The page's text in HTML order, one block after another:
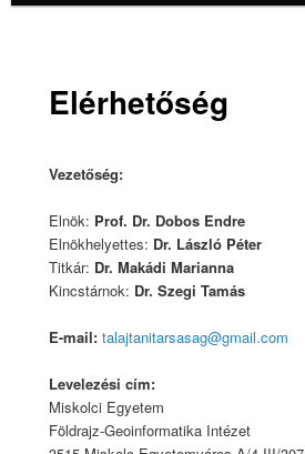
Elérhetőség
Vezetőség:
Elnök: Prof. Dr. Dobos Endre
Elnökhelyettes: Dr. László Péter
Titkár: Dr. Makádi Marianna
Kincstárnok: Dr. Szegi Tamás
E-mail: talajtanitarsasag@gmail.com
Levelezési cím:
Miskolci Egyetem
Földrajz-Geoinformatika Intézet